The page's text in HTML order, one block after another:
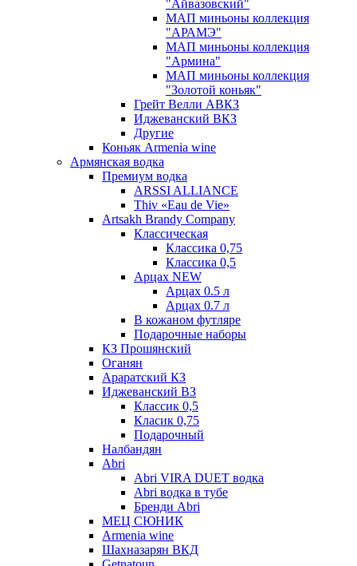
"Айвазовский"
МАП миньоны коллекция
"АРАМЭ"
МАП миньоны коллекция
"Армина"
МАП миньоны коллекция
"Золотой коньяк"
Грейт Велли АВКЗ
Иджеванский ВКЗ
Другие
Коньяк Armenia wine
Армянская водка
Премиум водка
ARSSI ALLIANCE
Thiv «Eau de Vie»
Artsakh Brandy Company
Классическая
Классика 0,75
Классика 0,5
Арцах NEW
Арцах 0.5 л
Арцах 0.7 л
В кожаном футляре
Подарочные наборы
КЗ Прошянский
Оганян
Араратский КЗ
Иджеванский ВЗ
Классик 0,5
Класик 0,75
Подарочный
Налбандян
Abri
Abri VIRA DUET водка
Abri водка в тубе
Бренди Abri
МЕЦ СЮНИК
Armenia wine
Шахназарян ВКД